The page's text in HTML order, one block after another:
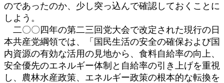
のであったのか、少し突っ込んで確認しておくことに
しよう。
二〇〇四年の第二三回党大会で改定された現行の日
本共産党綱領では、「国民生活の安全の確保および国
内資源の有効な活用の見地から、食料自給率の向上、
安全優先のエネルギー体制と自給率の引き上げを重視
し、農林水産政策、エネルギー政策の根本的な転換を